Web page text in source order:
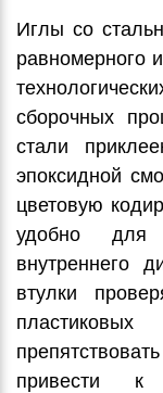
Иглы со
равномерного
сборочных
стали
эпоксидной
цветовую
удобно для
внутреннего
втулки
привести к